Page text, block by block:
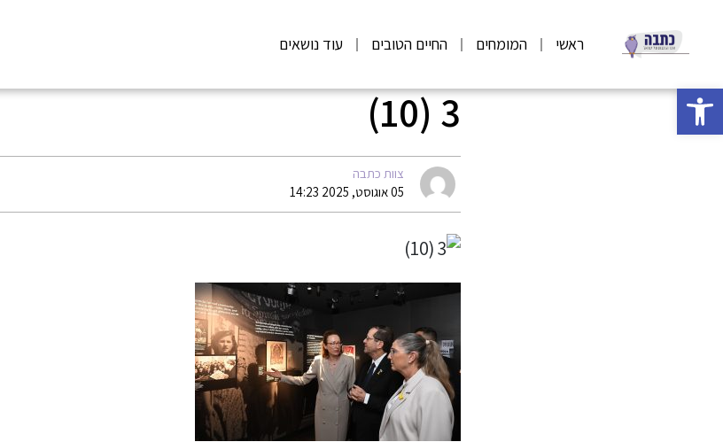
פתח סרגל נגישות
ראשי המומחים החיים הטובים עוד נושאים
3 (10)
צוות כתבה
05 אוגוסט, 2025 14:23